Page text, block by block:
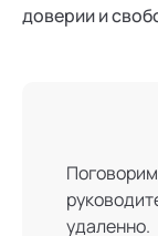
доверии и
удаленно.